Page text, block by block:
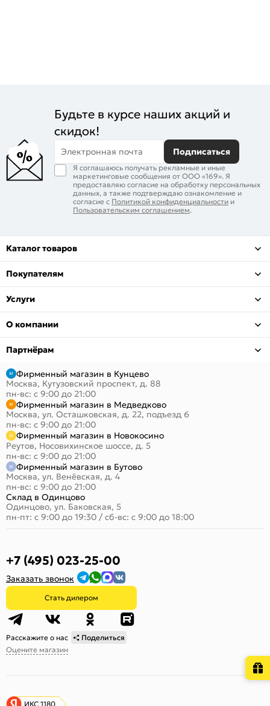
Будьте в курсе наших акций и
скидок!
Электронная почта Подписаться
Я соглашаюсь получать рекламные и иные
маркетинговые сообщения от ООО «169». Я
предоставляю согласие на обработку персональных
данных, а также подтверждаю ознакомление и
согласие с Политикой конфиденциальности и
Пользовательским соглашением.
Каталог товаров
Покупателям
Услуги
О компании
Партнёрам
Фирменный магазин в Кунцево
Москва, Кутузовский проспект, д. 88
пн-вс: с 9:00 до 21:00
Фирменный магазин в Медведково
Москва, ул. Осташковская, д. 22, подъезд 6
пн-вс: с 9:00 до 21:00
Фирменный магазин в Новокосино
Реутов, Носовихинское шоссе, д. 5
пн-вс: с 9:00 до 21:00
Фирменный магазин в Бутово
Москва, ул. Венёвская, д. 4
пн-вс: с 9:00 до 21:00
Склад в Одинцово
Одинцово, ул. Баковская, 5
пн-пт: с 9:00 до 19:30 / сб-вс: с 9:00 до 18:00
+7 (495) 023-25-00
Заказать звонок
Стать дилером
Расскажите о нас
Поделиться
Оцените магазин
ИКС 1180